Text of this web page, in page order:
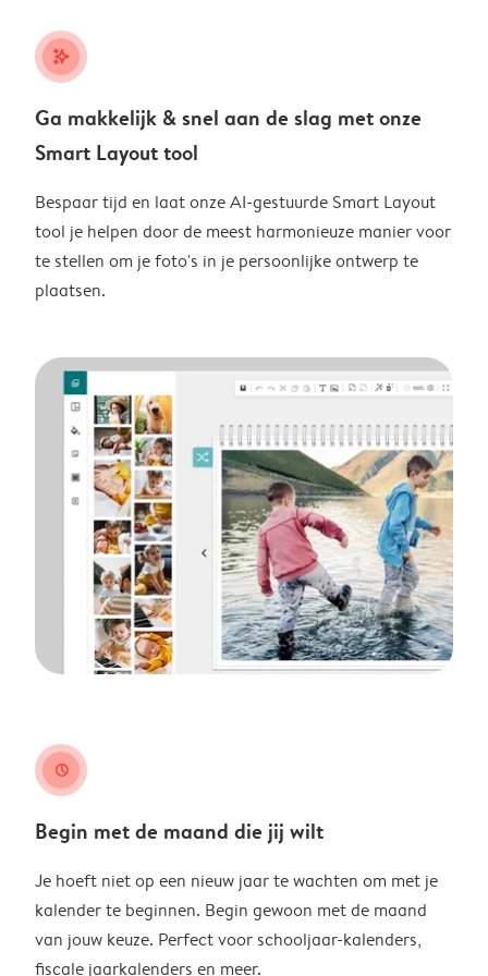
stars_plus
Ga makkelijk & snel aan de slag met onze
Smart Layout tool
Bespaar tijd en laat onze AI-gestuurde Smart Layout
tool je helpen door de meest harmonieuze manier voor
te stellen om je foto's in je persoonlijke ontwerp te
plaatsen.
clock
Begin met de maand die jij wilt
Je hoeft niet op een nieuw jaar te wachten om met je
kalender te beginnen. Begin gewoon met de maand
van jouw keuze. Perfect voor schooljaar-kalenders,
fiscale jaarkalenders en meer.